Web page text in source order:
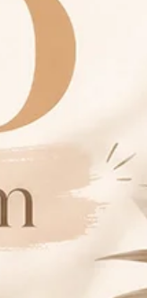
Gelince Haber Ver